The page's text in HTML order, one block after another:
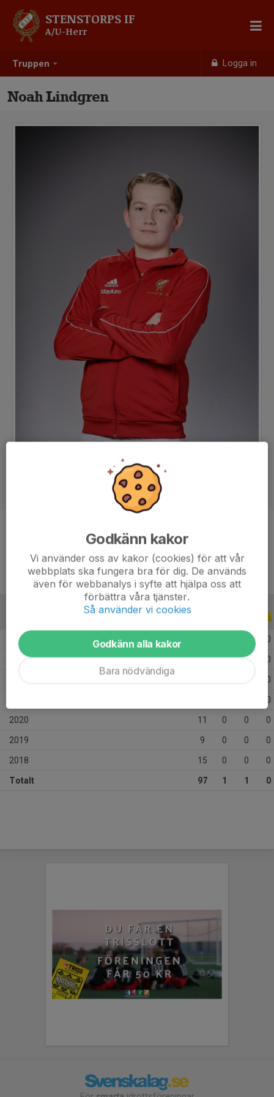
Truppen Logga in
STENSTORPS IF
A/U-Herr
Noah Lindgren
17 år
2026 0
2023 15 0 0 0
0
0
2020 11 0 0 0
2019 9 0 0 0
2018 15 0 0 0
Totalt 97 1 1 0
Godkänn kakor
Vi använder oss av kakor (cookies) för att vår
webbplats ska fungera bra för dig. De används
även för webbanalys i syfte att hjälpa oss att
förbättra våra tjänster.
Så använder vi cookies
Godkänn alla kakor
Bara nödvändiga